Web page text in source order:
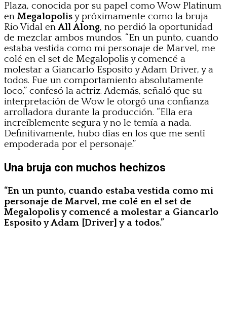
Plaza, conocida por su papel como Wow Platinum
en Megalopolisy próximamente como la bruja
Rio Vidal enAll Along, no perdió la oportunidad
de mezclar ambos mundos. “En un punto, cuando
estaba vestida como mi personaje de Marvel, me
colé en el set de Megalopolis y comencé a
molestar a Giancarlo Esposito y Adam Driver, y a
todos. Fue un comportamiento absolutamente
loco,” confesó la actriz. Además, señaló que su
interpretación de Wow le otorgó una confianza
arrolladora durante la producción. “Ella era
increíblemente segura y no le temía a nada.
Definitivamente, hubo días en los que me sentí
empoderada por el personaje.”
Una bruja con muchos hechizos
“En un punto, cuando estaba vestida como mi
personaje de Marvel, me colé en el set de
Megalopolis y comencé a molestar a Giancarlo
Esposito y Adam [Driver] y a todos.”